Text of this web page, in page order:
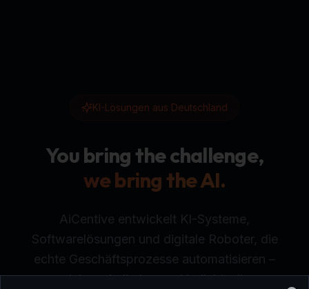
KI-Lösungen aus Deutschland
You bring the challenge,
we bring the AI.
AiCentive entwickelt KI-Systeme,
Softwarelösungen und digitale Roboter, die
echte Geschäftsprozesse automatisieren –
sicher, skalierbar und individuell.